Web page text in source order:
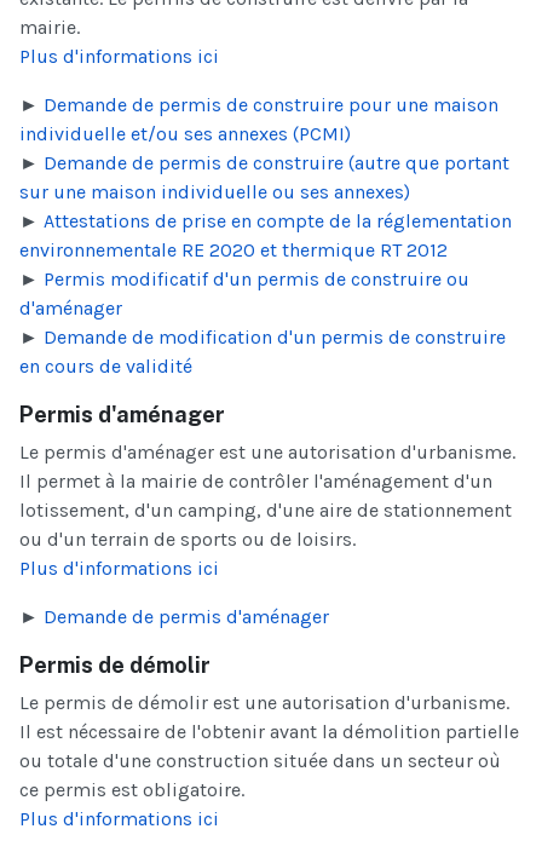
mairie.
Plus d'informations ici
► Demande de permis de construire pour une maison
individuelle et/ou ses annexes (PCMI)
► Demande de permis de construire (autre que portant
sur une maison individuelle ou ses annexes)
► Attestations de prise en compte de la réglementation
environnementale RE 2020 et thermique RT 2012
► Permis modificatif d'un permis de construire ou
d'aménager
► Demande de modification d'un permis de construire
en cours de validité
Permis d'aménager
Le permis d'aménager est une autorisation d'urbanisme.
Il permet à la mairie de contrôler l'aménagement d'un
lotissement, d'un camping, d'une aire de stationnement
ou d'un terrain de sports ou de loisirs.
Plus d'informations ici
► Demande de permis d'aménager
Permis de démolir
Le permis de démolir est une autorisation d'urbanisme.
Il est nécessaire de l'obtenir avant la démolition partielle
ou totale d'une construction située dans un secteur où
ce permis est obligatoire.
Plus d'informations ici